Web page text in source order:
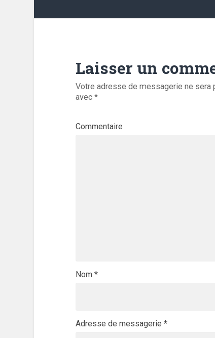
Laisser un
Votre adresse de messagerie ne sera
avec *
Commentaire
Nom *
Adresse de messagerie *